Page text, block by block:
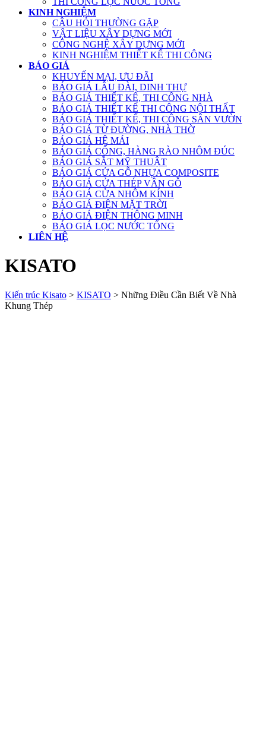
KINH NGHIỆM
CÂU HỎI THƯỜNG GẶP
VẬT LIỆU XÂY DỰNG MỚI
CÔNG NGHỆ XÂY DỰNG MỚI
KINH NGHIỆM THIẾT KẾ THI CÔNG
BÁO GIÁ
KHUYẾN MẠI, ƯU ĐÃI
BÁO GIÁ LÂU ĐÀI, DINH THỰ
BÁO GIÁ THIẾT KẾ, THI CÔNG NHÀ
BÁO GIÁ THIẾT KẾ THI CÔNG NỘI THẤT
BÁO GIÁ THIẾT KẾ, THI CÔNG SÂN VƯỜN
BÁO GIÁ TỪ ĐƯỜNG, NHÀ THỜ
BÁO GIÁ HỆ MÁI
BÁO GIÁ CỔNG, HÀNG RÀO NHÔM ĐÚC
BÁO GIÁ SẮT MỸ THUẬT
BÁO GIÁ CỬA GỖ NHỰA COMPOSITE
BÁO GIÁ CỬA THÉP VÂN GỖ
BÁO GIÁ CỬA NHÔM KÍNH
BÁO GIÁ ĐIỆN MẶT TRỜI
BÁO GIÁ ĐIỆN THÔNG MINH
BÁO GIÁ LỌC NƯỚC TỔNG
LIÊN HỆ
KISATO
Kiến trúc Kisato > KISATO > Những Điều Cần Biết Về Nhà
Khung Thép